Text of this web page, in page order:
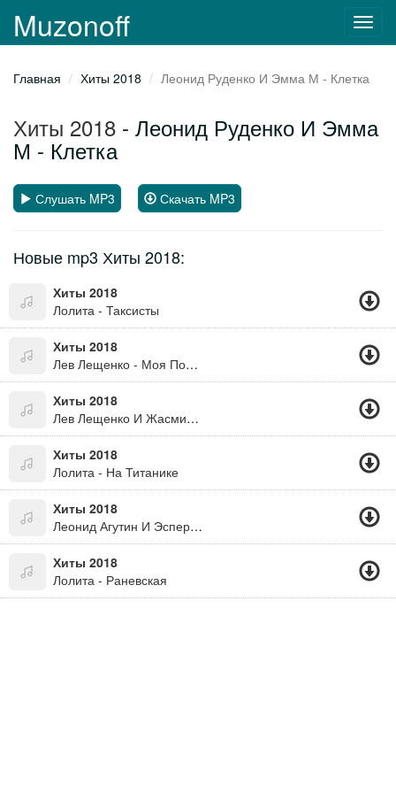
Muzonoff
Главная Хиты 2018 Леонид Руденко И Эмма М - Клетка
Хиты 2018 - Леонид Руденко И Эмма
М - Клетка
Слушать MP3 Скачать MP3
Новые mp3 Хиты 2018:
Хиты 2018
Лолита - Таксисты
Хиты 2018
Лев Лещенко - Моя Последняя Любовь
Хиты 2018
Лев Лещенко И Жасмин - Счастье
Хиты 2018
Лолита - На Титанике
Хиты 2018
Леонид Агутин И Эсперанто - Кончится Лето (В.цой)
Хиты 2018
Лолита - Раневская